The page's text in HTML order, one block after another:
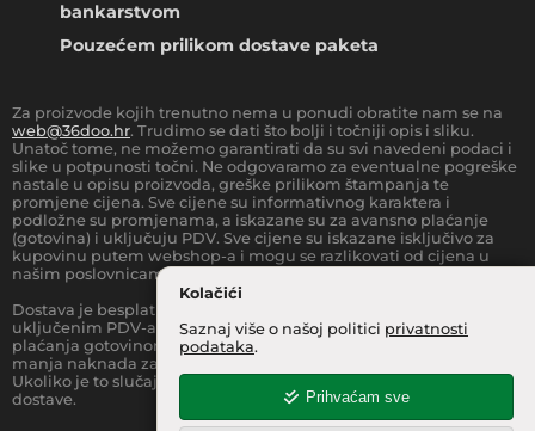
Kolačići
Saznaj više o našoj politici privatnosti
podataka.
Prihvaćam sve
bankarstvom
Pouzećem prilikom dostave paketa
Za proizvode kojih trenutno nema u ponudi obratite nam se na
web@36doo.hr. Trudimo se dati što bolji i točniji opis i sliku.
Unatoč tome, ne možemo garantirati da su svi navedeni podaci i
slike u potpunosti točni. Ne odgovaramo za eventualne pogreške
nastale u opisu proizvoda, greške prilikom štampanja te
promjene cijena. Sve cijene su informativnog karaktera i
podložne su promjenama, a iskazane su za avansno plaćanje
(gotovina) i uključuju PDV. Sve cijene su iskazane isključivo za
kupovinu putem webshop-a i mogu se razlikovati od cijena u
našim poslovnicama.
Dostava je besplatna za sve narudžbe iznad
uključenim PDV-a) za Zonu 1 (cijela RH, osim otoka).Prilikom
plaćanja gotovinom pri dostavi robe na kućnu adresu, moguća je
manja naknada za rad sa gotovinom na strani dostavne službe.
Ukoliko je to slučaj, to je jasno označeno pri samom iznosu
dostave.